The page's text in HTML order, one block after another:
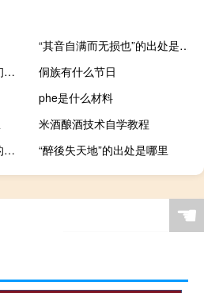
“其音自满而无损也”的出处是哪里
初二上学期期末计划表（初二下学期学习计划表）
侗族有什么节日
phe是什么材料
米酒酿酒技术自学教程
同源染色体和姐妹染色体的区别（同源染色体的概念）
“醉後失天地”的出处是哪里
☚